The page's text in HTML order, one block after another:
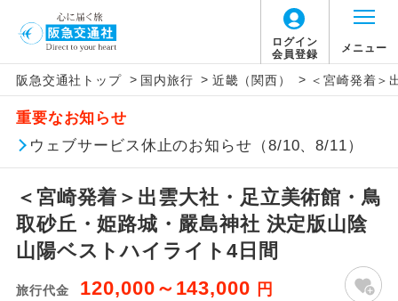
ログイン
会員登録
メニュー
阪急交通社トップ > 国内旅行 > 近畿（関西） > ＜宮崎発着＞
重要なお知らせ
ウェブサービス休止のお知らせ（8/10、8/11）
＜宮崎発着＞出雲大社・足立美術館・鳥
取砂丘・姫路城・嚴島神社 決定版山陰
山陽ベストハイライト4日間
旅行代金 120,000～143,000 円
【国内旅客施設使用料について】
旅行代金に国内旅客施設使用料は含まれてお
りません。別途お支払いが必要となります。
伊丹空港往復：大人680円、子供680円、幼児
680円
アイコン 説明
添乗員同行
往路出発空港（駅）から復路到着空港
（駅）まで同行します。
現地添乗員同
行
現地到着空港（駅）から最終日出発空港
（駅）まで添乗員が同行します。
バスガイド乗
バスガイドが乗務し、車内での観光案内
があります。